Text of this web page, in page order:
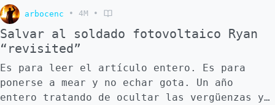
arbocenc • 4M •
Salvar al soldado fotovoltaico Ryan
“revisited”
Es para leer el artículo entero. Es para
ponerse a mear y no echar gota. Un año
entero tratando de ocultar las vergüenzas y